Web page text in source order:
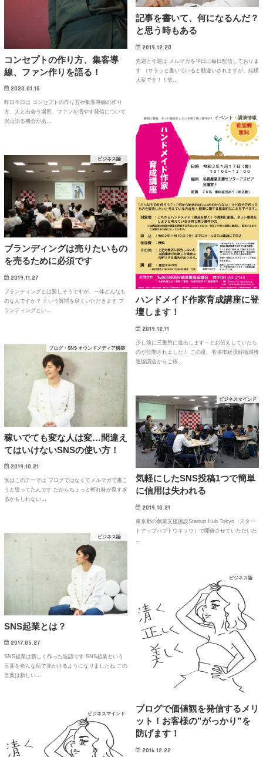
コンセプトの作り方、集客導
線、ファン作りを語る！
2020.01.15
昨日今日は コンセプトの作り方や集客導線の作り
方、人と出会う場所、ファンを増やす発信について
沢山語る機会があ…
記事を書いて、何になるんだ？
と思う時もある
2019.12.20
先週と今週は メルマガを平日に毎日配信しておりま
す （サラッと書いていると勘違いされますが、結構
大変です！！笑…
イベント・講演情報
ハンドメイド作家育成講座に登
壇します！
2019.12.11
少し前に三重県に進出します～とお伝えしていたも
のが公開されました！ この度、名張市経済好循環推
進協議会からご依…
ビジネス論
ブランディングは売りたいもの
を売るために必須です
2019.11.27
ブランディングとは難しそうですが、一体どんなも
のなんですか？ という質問を良くいただきます ブ
ランディングとい…
ブログ・SNS オウンドメディア構築
稼いでても変な人は変…間違え
てはいけないSNSの使い方！
2019.10.21
実はこのテーマは ブログではなくてメルマガで書こ
うと思ってたんです だからちょっと斬れ味が良すぎ
るかもしれない…
ビジネスマインド
気軽にしたSNS投稿1つで簡単
に信用は失われる
2019.10.21
東京都の創業支援施設Startup Hub Tokyo（スター
トアップハブトウキョウ）で開催させていただいた
ビジネス論
SNS起業とは？
2017.05.27
SNS起業は新しく作った造語です SNS起業という
言葉を色んな所で見かけるようになりましたね この
言葉は新しい…
ビジネス論
ブログで価値観を発信するメリ
ット！お客様の”がっかり”を
防げます！
2016.12.22
ビジネスマインド